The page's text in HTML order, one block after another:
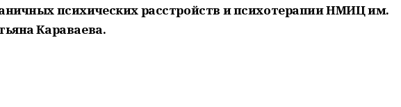
психических расстройств и психотерапии НМИЦ им.
Караваева.